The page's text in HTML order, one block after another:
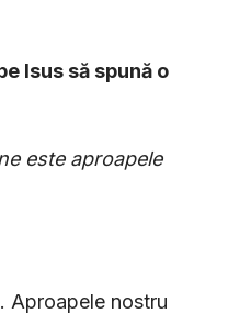
Isus să spună o
este aproapele
Aproapele nostru